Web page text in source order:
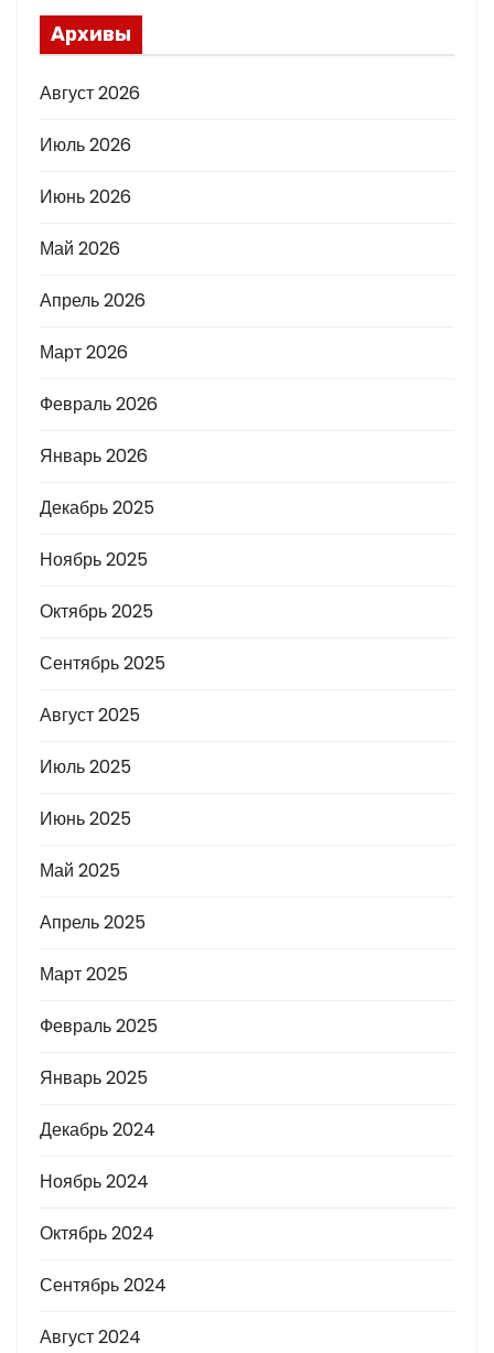
Архивы
Август 2026
Июль 2026
Июнь 2026
Май 2026
Апрель 2026
Март 2026
Февраль 2026
Январь 2026
Декабрь 2025
Ноябрь 2025
Октябрь 2025
Сентябрь 2025
Август 2025
Июль 2025
Июнь 2025
Май 2025
Апрель 2025
Март 2025
Февраль 2025
Январь 2025
Декабрь 2024
Ноябрь 2024
Октябрь 2024
Сентябрь 2024
Август 2024